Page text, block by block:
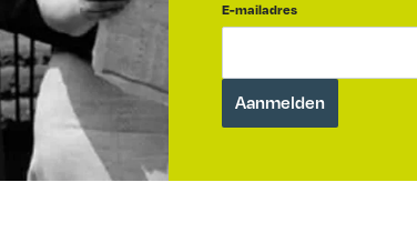
E-mailadres